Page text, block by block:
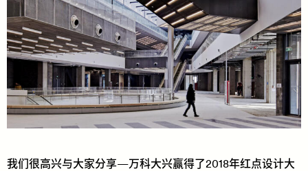
我们很高兴与大家分享—万科大兴赢得了2018年红点设计大